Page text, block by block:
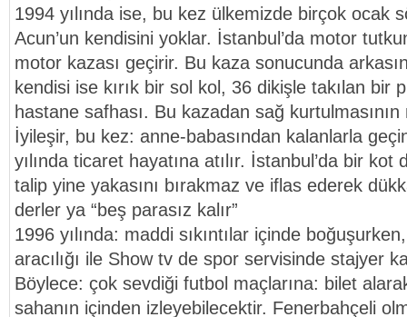
1994 yılında ise, bu kez ülkemizde birçok ocak
Acun’un kendisini yoklar. İstanbul’da motor
motor kazası geçirir. Bu kaza sonucunda
kendisi ise kırık bir sol kol, 36 dikişle takılan bir
hastane safhası. Bu kazadan sağ
İyileşir, bu kez: anne-babasından kalanlarla
yılında ticaret hayatına atılır. İstanbul’da bir
talip yine yakasını bırakmaz ve iflas ederek
derler ya “beş parasız kalır”
1996 yılında: maddi sıkıntılar içinde
aracılığı ile Show tv de spor servisinde stajyer
Böylece: çok sevdiği futbol maçlarına: bilet
sahanın içinden izleyebilecektir. Fenerbahçeli